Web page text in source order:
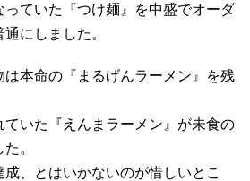
ていた『つけ麺』を中盛でオーダ
にしました。
は本命の『まるげんラーメン』を残
ていた『えんまラーメン』が未食の
。
、とはいかないのが惜しいとこ